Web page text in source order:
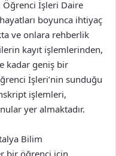
İşleri Daire
boyunca ihtiyaç
ve onlara rehberlik
kayıt işlemlerinden,
kadar geniş bir
İşleri’nin sunduğu
işlemleri,
yer almaktadır.
Bilim
bir öğrenci için